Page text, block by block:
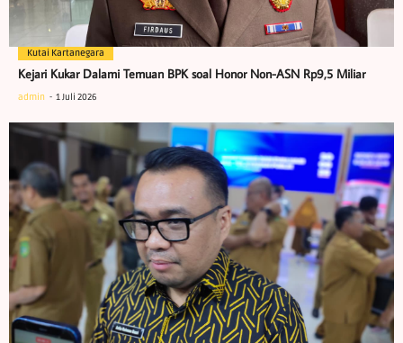
Kutai Kartanegara
Kejari Kukar Dalami Temuan BPK soal Honor Non-ASN Rp9,5 Miliar
admin 1 Juli 2026